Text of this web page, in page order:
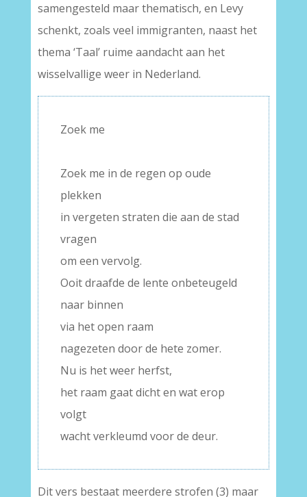
samengesteld maar thematisch, en Levy
schenkt, zoals veel immigranten, naast het
thema ‘Taal’ ruime aandacht aan het
wisselvallige weer in Nederland.
Zoek me
Zoek me in de regen op oude
plekken
in vergeten straten die aan de stad
vragen
om een vervolg.
Ooit draafde de lente onbeteugeld
naar binnen
via het open raam
nagezeten door de hete zomer.
Nu is het weer herfst,
het raam gaat dicht en wat erop
volgt
wacht verkleumd voor de deur.
Dit vers bestaat meerdere strofen (3) maar